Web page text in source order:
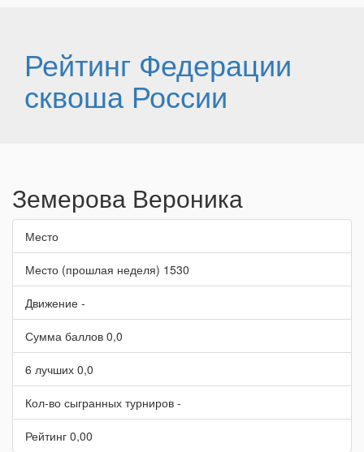
Рейтинг Федерации
сквоша России
Земерова Вероника
Место
Место (прошлая неделя) 1530
Движение -
Сумма баллов 0,0
6 лучших 0,0
Кол-во сыгранных турниров -
Рейтинг 0,00